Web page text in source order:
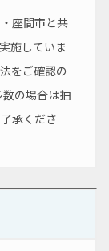
座間市と共
施していま
をご確認の
数の場合は抽
承くださ